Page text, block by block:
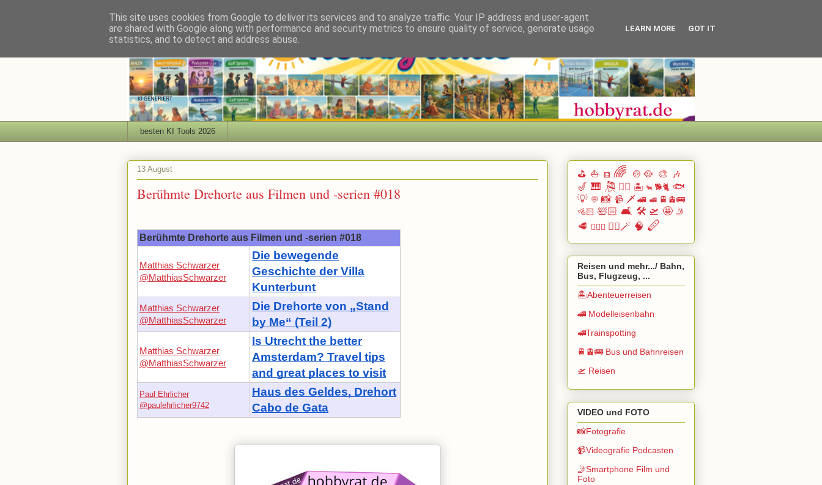
besten KI Tools 2026
13 August
Berühmte Drehorte aus Filmen und -serien #018
Berühmte Drehorte aus Filmen und -serien #018
Matthias Schwarzer
@MatthiasSchwarzer
Die bewegende
Geschichte der Villa
Kunterbunt
Matthias Schwarzer
@MatthiasSchwarzer
Die Drehorte von „Stand
by Me“ (Teil 2)
Matthias Schwarzer
@MatthiasSchwarzer
Is Utrecht the better
Amsterdam? Travel tips
and great places to visit
Paul Ehrlicher
@paulehrlicher9742
Haus des Geldes, Drehort
Cabo de Gata
⛳ ⛵ ⛾ 🌈 🍲🥘 🎨 🎶
🎷 🎹 🎘 🏄🏽 🏝️ 🐂 🐕🐈 🐟
💡 💬 📸 📹 🗡️ 🚄 🚅 🚆🚊🚌
🚵🏻 🛀🏻 🛋️ 🛠️ 🛫 🤩 🤳
🥩 🧗🏻‍♀️ 🧙‍♂️🪄 🧠 🪈
Reisen und mehr.../ Bahn,
Bus, Flugzeug, ...
🏝️Abenteuerreisen
🚄 Modelleisenbahn
🚅Trainspotting
🚆🚊🚌 Bus und Bahnreisen
🛫 Reisen
VIDEO und FOTO
📸Fotografie
📹Videografie Podcasten
🤳Smartphone Film und
Foto
This site uses cookies from Google to deliver its services and to analyze traffic. Your IP address and user-agent
are shared with Google along with performance and security metrics to ensure quality of service, generate usage
statistics, and to detect and address abuse.
LEARN MORE GOT IT